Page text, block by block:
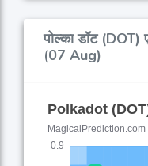
पोल्का डॉट (DOT)
(07 Aug)